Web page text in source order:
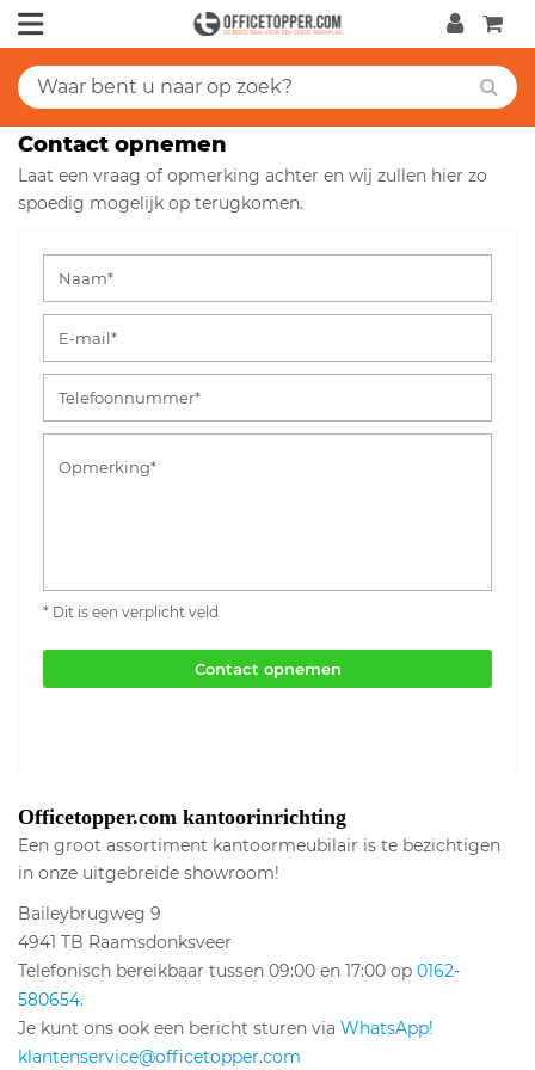
Contact opnemen
Laat een vraag of opmerking achter en wij zullen hier zo
spoedig mogelijk op terugkomen.
* Dit is een verplicht veld
Contact opnemen
Officetopper.com kantoorinrichting
Een groot assortiment kantoormeubilair is te bezichtigen
in onze uitgebreide showroom!
Baileybrugweg 9
4941 TB Raamsdonksveer
Telefonisch bereikbaar tussen 09:00 en 17:00 op 0162-
580654.
Je kunt ons ook een bericht sturen via WhatsApp!
klantenservice@officetopper.com